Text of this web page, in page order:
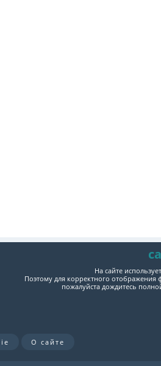
На сайте
Поэтому для корректного
пожалуйста дождитесь
О сайте